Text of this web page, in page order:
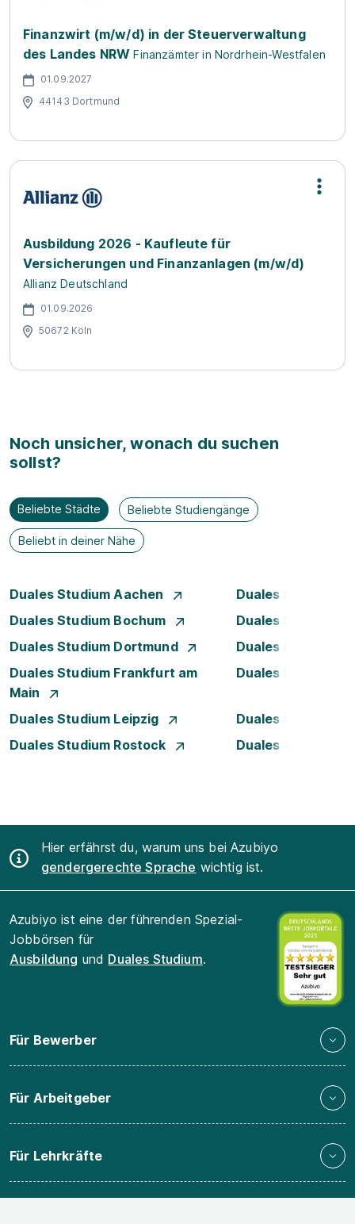
Finanzwirt (m/w/d) in der Steuerverwaltung
des Landes NRW Finanzämter in Nordrhein-Westfalen
01.09.2027
44143 Dortmund
Ausbildung 2026 - Kaufleute für
Versicherungen und Finanzanlagen (m/w/d)
Allianz Deutschland
01.09.2026
50672 Köln
Noch unsicher, wonach du suchen
sollst?
Beliebte Städte Beliebte Studiengänge
Beliebt in deiner Nähe
Duales Studium Aachen
Duales Studium
Duales Studium Bochum
Duales Studium
Duales Studium Dortmund
Duales Studium
Duales Studium Frankfurt am
Main
Duales Studium
Duales Studium Leipzig
Duales Studium
Duales Studium Rostock
Duales Studium
Hier erfährst du, warum uns bei Azubiyo
gendergerechte Sprache wichtig ist.
Azubiyo ist eine der führenden Spezial-
Jobbörsen für
Ausbildung und Duales Studium.
Für Bewerber
Für Arbeitgeber
Für Lehrkräfte